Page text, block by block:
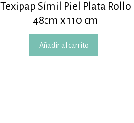
Texipap Símil Piel Plata Rollo
48cm x 110 cm
Añadir al carrito